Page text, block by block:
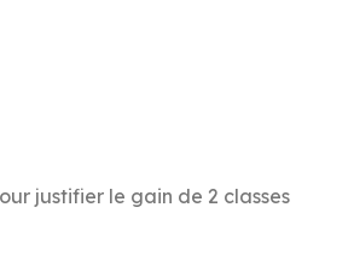
justifier le gain de 2 classes